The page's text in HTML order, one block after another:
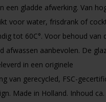
een gladde afwerking. Van
voor water, frisdrank of
tot 60C°. Voor behoud van
afwassen aanbevolen. De
in een originele
van gerecycled, FSC-
Made in Holland. Inhoud